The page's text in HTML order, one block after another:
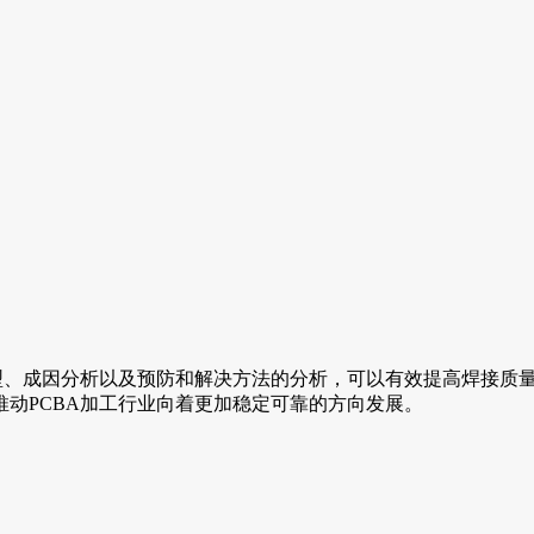
成因分析以及预防和解决方法的分析，可以有效提高焊接
PCBA加工行业向着更加稳定可靠的方向发展。